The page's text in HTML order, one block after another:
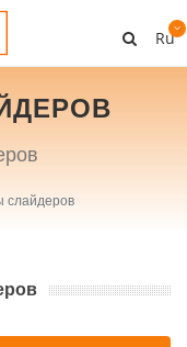
Ru
слайдеров